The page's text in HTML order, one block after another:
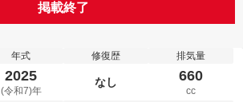
掲載終了
年式
2025
(令和7)年
修復歴
なし
排気量
660
cc